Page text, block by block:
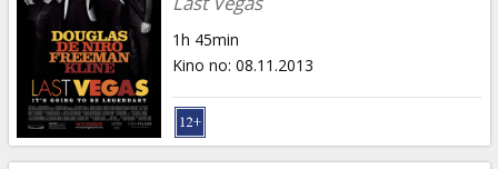
Klubs
1h 45min
Kino no: 08.11.2013